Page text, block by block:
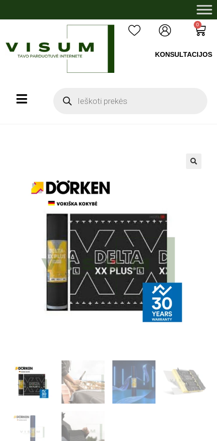
0
KONSULTACIJOS